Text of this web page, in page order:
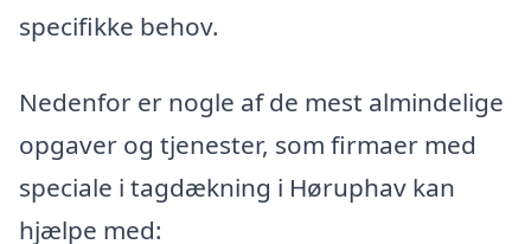
specifikke behov.
Nedenfor er nogle af de mest almindelige
opgaver og tjenester, som firmaer med
speciale i tagdækning i Høruphav kan
hjælpe med: